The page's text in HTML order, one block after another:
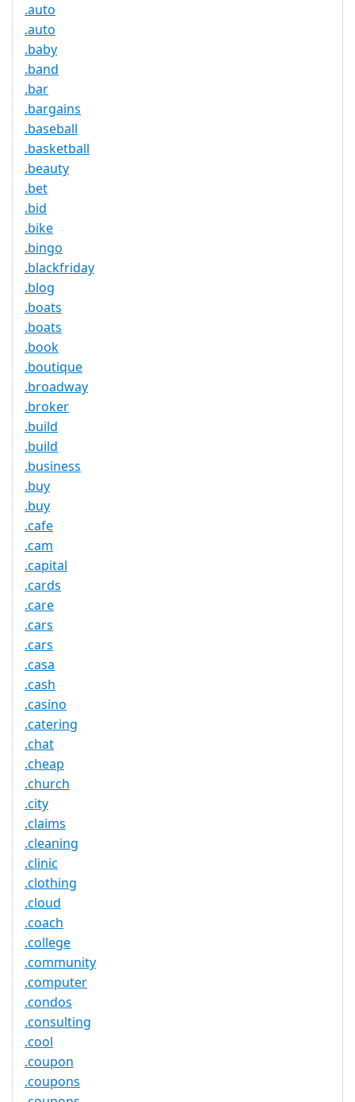
.auto
.auto
.baby
.band
.bar
.bargains
.baseball
.basketball
.beauty
.bet
.bid
.bike
.bingo
.blackfriday
.blog
.boats
.boats
.book
.boutique
.broadway
.broker
.build
.build
.business
.buy
.buy
.cafe
.cam
.capital
.cards
.care
.cars
.cars
.casa
.cash
.casino
.catering
.chat
.cheap
.church
.city
.claims
.cleaning
.clinic
.clothing
.cloud
.coach
.college
.community
.computer
.condos
.consulting
.cool
.coupon
.coupons